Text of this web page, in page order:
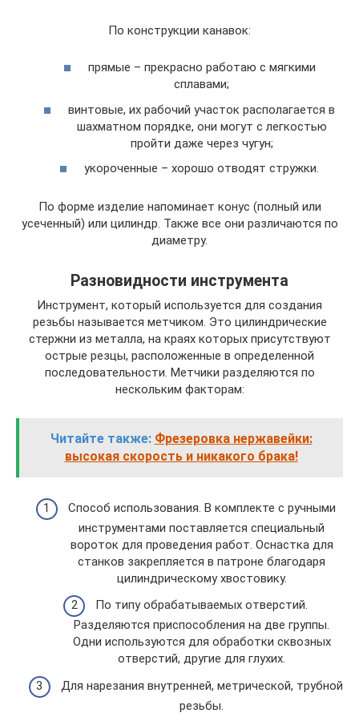
По конструкции канавок:
прямые – прекрасно работаю с мягкими
сплавами;
винтовые, их рабочий участок располагается в
шахматном порядке, они могут с легкостью
пройти даже через чугун;
укороченные – хорошо отводят стружки.
По форме изделие напоминает конус (полный или
усеченный) или цилиндр. Также все они различаются по
диаметру.
Разновидности инструмента
Инструмент, который используется для создания
резьбы называется метчиком. Это цилиндрические
стержни из металла, на краях которых присутствуют
острые резцы, расположенные в определенной
последовательности. Метчики разделяются по
нескольким факторам:
Читайте также: Фрезеровка нержавейки:
высокая скорость и никакого брака!
Способ использования. В комплекте с ручными
инструментами поставляется специальный
вороток для проведения работ. Оснастка для
станков закрепляется в патроне благодаря
цилиндрическому хвостовику.
По типу обрабатываемых отверстий.
Разделяются приспособления на две группы.
Одни используются для обработки сквозных
отверстий, другие для глухих.
Для нарезания внутренней, метрической, трубной
резьбы.